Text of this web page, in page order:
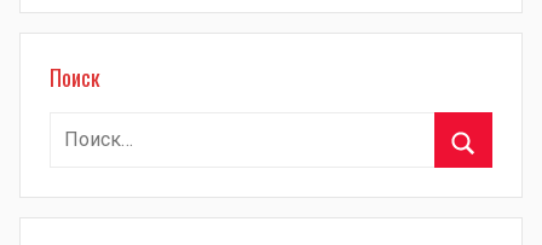
Поиск
Найти: